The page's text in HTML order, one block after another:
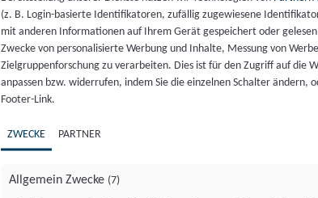
(z. B. Login-basierte Identifikatoren, zufällig zugewiesene
mit anderen Informationen auf Ihrem Gerät gespeichert oder
Zwecke von personalisierte Werbung und Inhalte, Messung von
Zielgruppenforschung zu verarbeiten. Dies ist für den Zugriff auf die
anpassen bzw. widerrufen, indem Sie die einzelnen Schalter
Footer-Link.
ZWECKE PARTNER
Allgemein Zwecke (7)